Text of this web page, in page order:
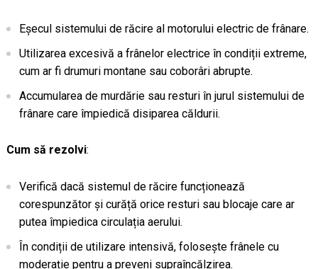
Eșecul sistemului de răcire al motorului electric de frânare.
Utilizarea excesivă a frânelor electrice în condiții extreme,
cum ar fi drumuri montane sau coborâri abrupte.
Accumularea de murdărie sau resturi în jurul sistemului de
frânare care împiedică disiparea căldurii.
Cum să rezolvi:
Verifică dacă sistemul de răcire funcționează
corespunzător și curăță orice resturi sau blocaje care ar
putea împiedica circulația aerului.
În condiții de utilizare intensivă, folosește frânele cu
moderație pentru a preveni supraîncălzirea.